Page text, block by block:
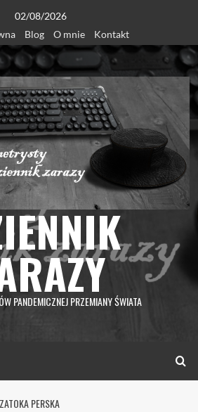
02/08/2026
Blog O mnie Kontakt
PANDEMICZNEJ PRZEMIANY ŚWIATA
ZATOKA PERSKA